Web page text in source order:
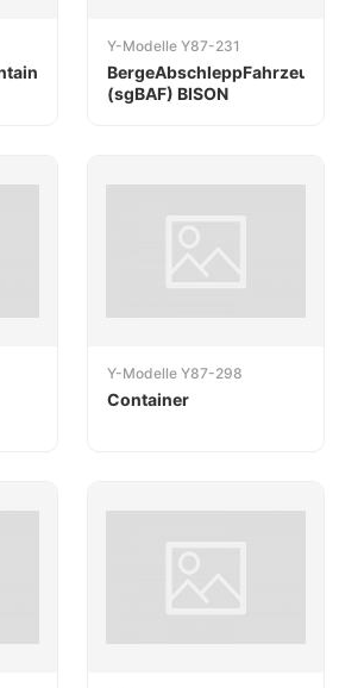
Y-Modelle Y87-231
BergeAbschleppFahrzeug
(sgBAF) BISON
Y-Modelle Y87-298
Container